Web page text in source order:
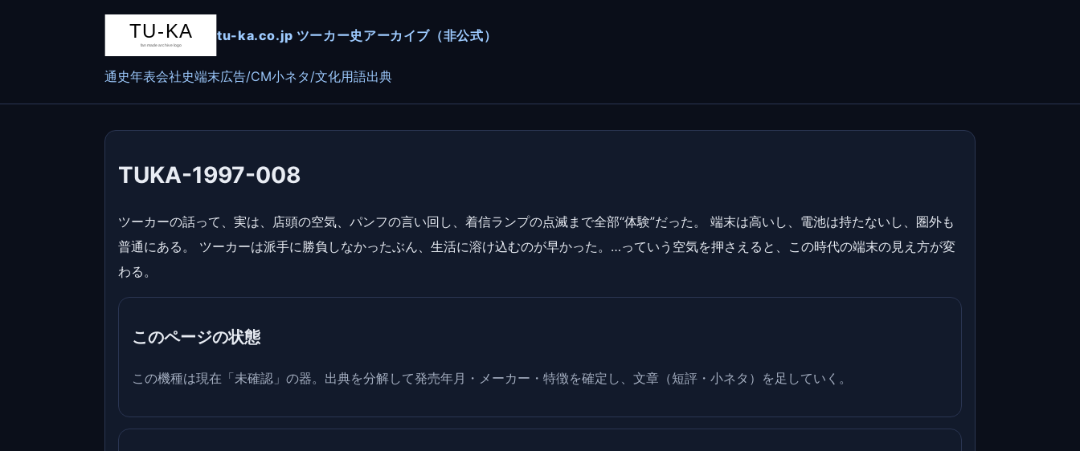
tu-ka.co.jp ツーカー史アーカイブ（非公式）
通史年表会社史端末広告/CM小ネタ/文化用語出典
TUKA-1997-008
ツーカーの話って、実は、店頭の空気、パンフの言い回し、着信ランプの点滅まで全部“体験”だった。 端末は高いし、電池は持たないし、圏外も
普通にある。 ツーカーは派手に勝負しなかったぶん、生活に溶け込むのが早かった。…っていう空気を押さえると、この時代の端末の見え方が変
わる。
このページの状態
この機種は現在「未確認」の器。出典を分解して発売年月・メーカー・特徴を確定し、文章（短評・小ネタ）を足していく。